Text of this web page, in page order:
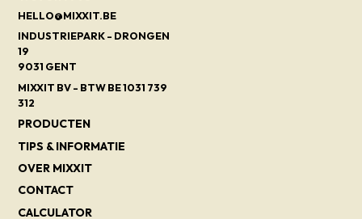
HELLO@MIXXIT.BE
INDUSTRIEPARK - DRONGEN
19
9031 GENT
MIXXIT BV - BTW BE 1031 739
312
PRODUCTEN
TIPS & INFORMATIE
OVER MIXXIT
CONTACT
CALCULATOR